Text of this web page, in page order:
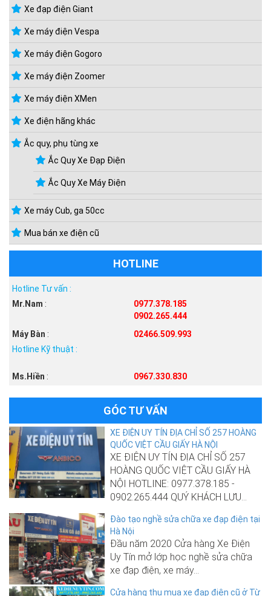
Xe đạp điện Giant
Xe máy điện Vespa
Xe máy điện Gogoro
Xe máy điện Zoomer
Xe máy điện XMen
Xe điện hãng khác
Ắc quy, phụ tùng xe
Ắc Quy Xe Đạp Điện
Ắc Quy Xe Máy Điện
Xe máy Cub, ga 50cc
Mua bán xe điện cũ
HOTLINE
Hotline Tư vấn :
Mr.Nam :
0977.378.185
0902.265.444
Máy Bàn :
02466.509.993
Hotline Kỹ thuật :
Ms.Hiền : 0967.330.830
GÓC TƯ VẤN
XE ĐIỆN UY TÍN ĐỊA CHỈ SỐ 257 HOÀNG
QUỐC VIỆT CẦU GIẤY HÀ NỘI
XE ĐIỆN UY TÍN ĐỊA CHỈ SỐ 257
HOÀNG QUỐC VIỆT CẦU GIẤY HÀ
NỘI HOTLINE: 0977.378.185 -
0902.265.444 QUÝ KHÁCH LƯU...
Đào tạo nghề sửa chữa xe đạp điện tại
Hà Nội
Đầu năm 2020 Cửa hàng Xe Điện
Uy Tín mở lớp học nghề sửa chữa
xe đạp điện, xe máy...
Cửa hàng thu mua xe đạp điện cũ ở Từ